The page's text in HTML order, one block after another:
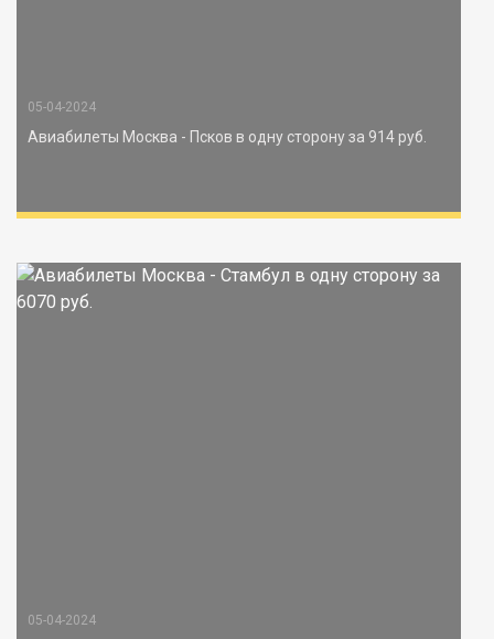
05-04-2024
Авиабилеты Москва - Псков в одну сторону за 914 руб.
05-04-2024